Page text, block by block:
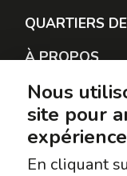
QUARTIERS
À PROPOS
RESTER EN
PROTECTION
SUIVEZ-NOUS
Nous
site pour
En cliquant